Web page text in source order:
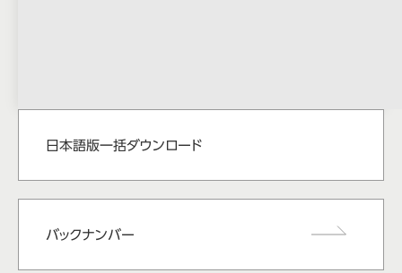
日本語版一括ダウンロード
バックナンバー